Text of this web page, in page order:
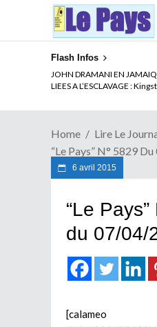
Flash Infos
JOHN DRAMANI EN
LIEES A L’ESCLAVAGE :
Home
Lire Le
“Le Pays” N° 5829
6 avril 2015
“Le
du 07/04/
[calameo